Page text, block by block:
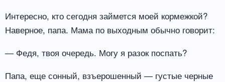
Интересно, кто сегодня займется моей кормежкой?
Наверное, папа. Мама по выходным обычно говорит:
— Федя, твоя очередь. Могу я разок поспать?
Папа, еще сонный, взъерошенный — густые черные